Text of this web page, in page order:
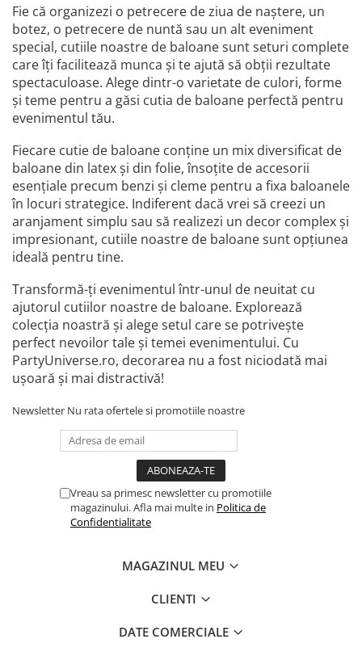
Fie că organizezi o petrecere de ziua de naștere, un
botez, o petrecere de nuntă sau un alt eveniment
special, cutiile noastre de baloane sunt seturi complete
care îți facilitează munca și te ajută să obții rezultate
spectaculoase. Alege dintr-o varietate de culori, forme
și teme pentru a găsi cutia de baloane perfectă pentru
evenimentul tău.
Fiecare cutie de baloane conține un mix diversificat de
baloane din latex și din folie, însoțite de accesorii
esențiale precum benzi și cleme pentru a fixa baloanele
în locuri strategice. Indiferent dacă vrei să creezi un
aranjament simplu sau să realizezi un decor complex și
impresionant, cutiile noastre de baloane sunt opțiunea
ideală pentru tine.
Transformă-ți evenimentul într-unul de neuitat cu
ajutorul cutiilor noastre de baloane. Explorează
colecția noastră și alege setul care se potrivește
perfect nevoilor tale și temei evenimentului. Cu
PartyUniverse.ro, decorarea nu a fost niciodată mai
ușoară și mai distractivă!
Newsletter Nu rata ofertele si promotiile noastre
Vreau sa primesc newsletter cu promotiile
magazinului. Afla mai multe in Politica de
Confidentialitate
MAGAZINUL MEU
CLIENTI
DATE COMERCIALE